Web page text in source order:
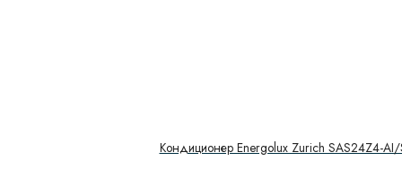
Кондиционер Energolux Zurich SAS24Z4-